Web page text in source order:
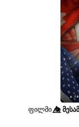
ფილმი👁️⃤